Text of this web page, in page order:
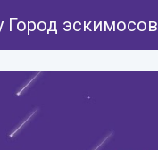
Город эскимосов